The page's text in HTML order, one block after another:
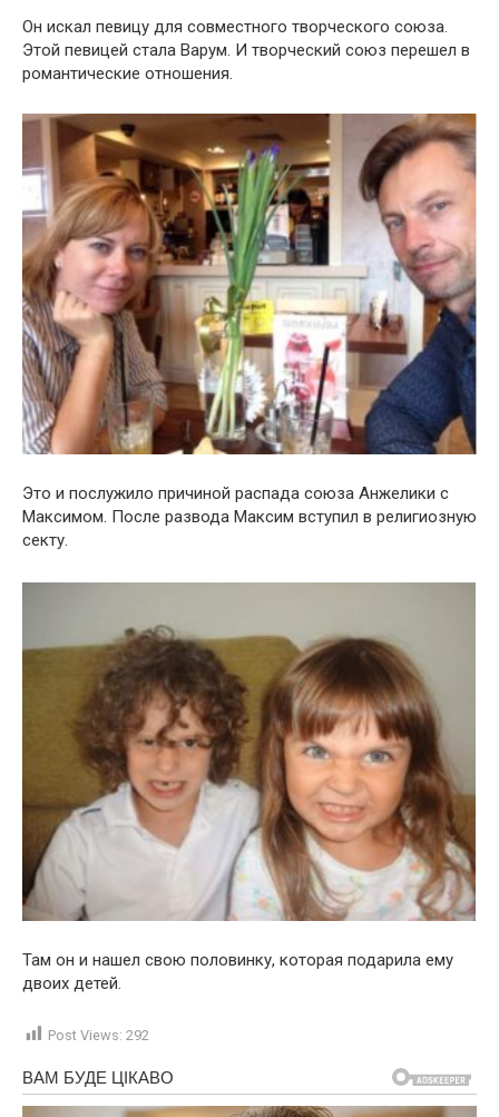
Он искал певицу для совместного творческого союза.
Этой певицей стала Варум. И творческий союз перешел в
романтические отношения.
Это и послужило причиной распада союза Анжелики с
Максимом. После развода Максим вступил в религиозную
секту.
Там он и нашел свою половинку, которая подарила ему
двоих детей.
Post Views: 292